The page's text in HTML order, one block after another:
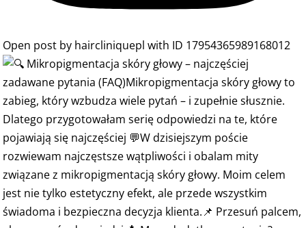
Open post by haircliniquepl with ID 17954365989168012